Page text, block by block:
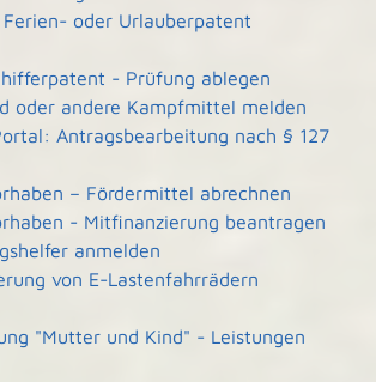
Ferien- oder Urlauberpatent
- Prüfung ablegen
oder andere Kampfmittel melden
Antragsbearbeitung nach § 127
– Fördermittel abrechnen
- Mitfinanzierung beantragen
anmelden
von E-Lastenfahrrädern
"Mutter und Kind" - Leistungen